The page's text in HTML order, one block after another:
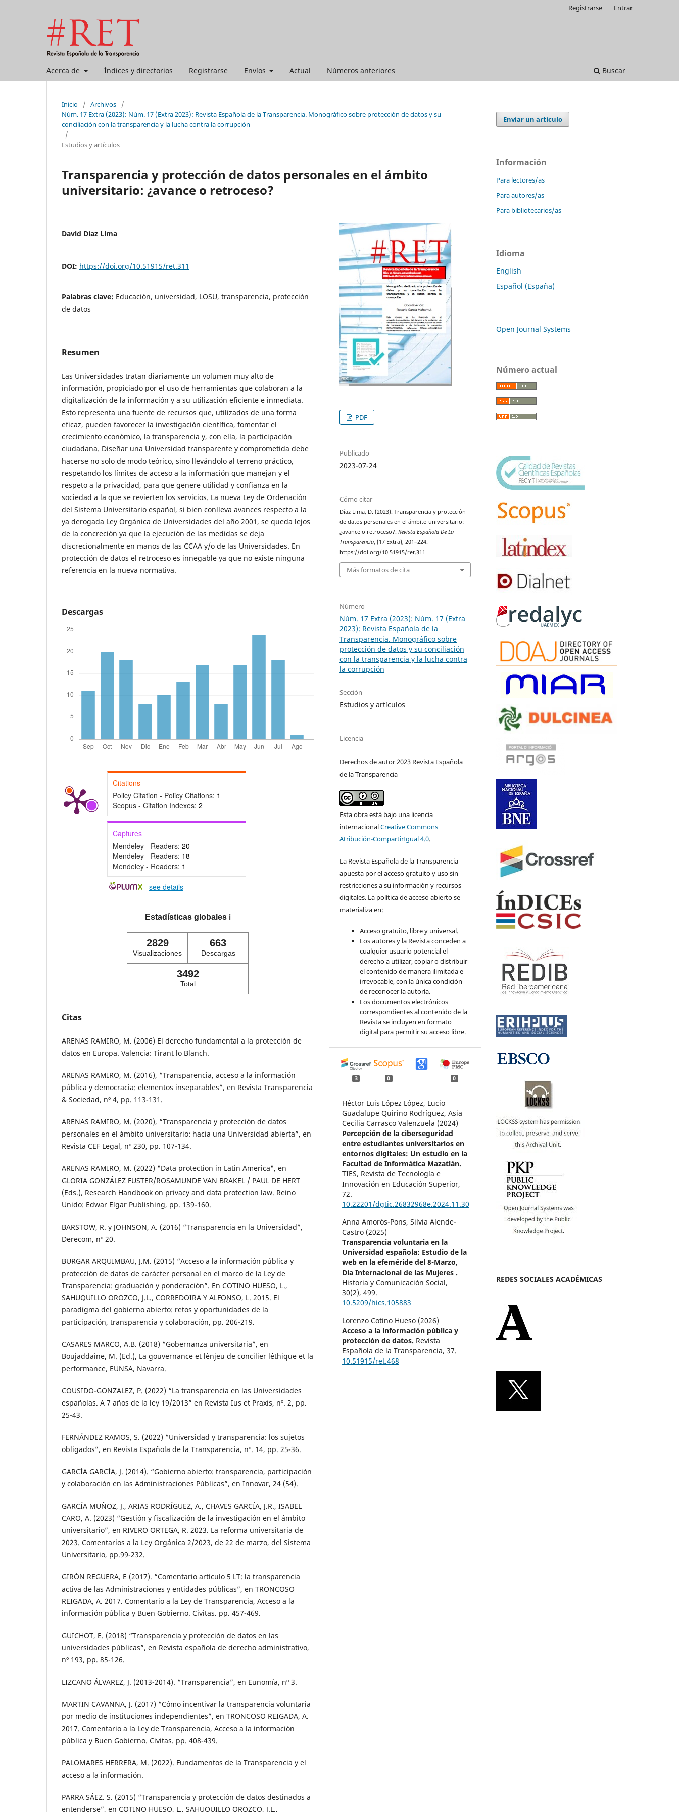
Acerca de Índices y directorios Registrarse Envíos Actual Números anteriores Buscar
Registrarse Entrar
Inicio / Archivos
/
Núm. 17 Extra (2023): Núm. 17 (Extra 2023): Revista Española de la Transparencia. Monográfico sobre protección de datos y su
conciliación con la transparencia y la lucha contra la corrupción
/
Estudios y artículos
Transparencia y protección de datos personales en el ámbito
universitario: ¿avance o retroceso?
David Díaz Lima
DOI: https://doi.org/10.51915/ret.311
Palabras clave: Educación, universidad, LOSU, transparencia, protección
de datos
Resumen
Las Universidades tratan diariamente un volumen muy alto de
información, propiciado por el uso de herramientas que colaboran a la
digitalización de la información y a su utilización eficiente e inmediata.
Esto representa una fuente de recursos que, utilizados de una forma
eficaz, pueden favorecer la investigación científica, fomentar el
crecimiento económico, la transparencia y, con ella, la participación
ciudadana. Diseñar una Universidad transparente y comprometida debe
hacerse no solo de modo teórico, sino llevándolo al terreno práctico,
respetando los límites de acceso a la información que manejan y el
respeto a la privacidad, para que genere utilidad y confianza en la
sociedad a la que se revierten los servicios. La nueva Ley de Ordenación
del Sistema Universitario español, si bien conlleva avances respecto a la
ya derogada Ley Orgánica de Universidades del año 2001, se queda lejos
de la concreción ya que la ejecución de las medidas se deja
discrecionalmente en manos de las CCAA y/o de las Universidades. En
protección de datos el retroceso es innegable ya que no existe ninguna
referencia en la nueva normativa.
Descargas
Citations
Policy Citation - Policy Citations: 1
Scopus - Citation Indexes: 2
Captures
Mendeley - Readers: 20
Mendeley - Readers: 18
Mendeley - Readers: 1
- see details
Estadísticas globales ℹ️
2829
Visualizaciones
663
Descargas
3492
Total
Citas
ARENAS RAMIRO, M. (2006) El derecho fundamental a la protección de
datos en Europa. Valencia: Tirant lo Blanch.
ARENAS RAMIRO, M. (2016), “Transparencia, acceso a la información
pública y democracia: elementos inseparables”, en Revista Transparencia
& Sociedad, nº 4, pp. 113-131.
ARENAS RAMIRO, M. (2020), “Transparencia y protección de datos
personales en el ámbito universitario: hacia una Universidad abierta”, en
Revista CEF Legal, nº 230, pp. 107-134.
ARENAS RAMIRO, M. (2022) "Data protection in Latin America", en
GLORIA GONZÁLEZ FUSTER/ROSAMUNDE VAN BRAKEL / PAUL DE HERT
(Eds.), Research Handbook on privacy and data protection law. Reino
Unido: Edwar Elgar Publishing, pp. 139-160.
BARSTOW, R. y JOHNSON, A. (2016) “Transparencia en la Universidad”,
Derecom, nº 20.
BURGAR ARQUIMBAU, J.M. (2015) “Acceso a la información pública y
protección de datos de carácter personal en el marco de la Ley de
Transparencia: graduación y ponderación”. En COTINO HUESO, L.,
SAHUQUILLO OROZCO, J.L., CORREDOIRA Y ALFONSO, L. 2015. El
paradigma del gobierno abierto: retos y oportunidades de la
participación, transparencia y colaboración, pp. 206-219.
CASARES MARCO, A.B. (2018) “Gobernanza universitaria”, en
Boujaddaine, M. (Ed.), La gouvernance et l`enjeu de concilier l´éthique et la
performance, EUNSA, Navarra.
COUSIDO-GONZALEZ, P. (2022) “La transparencia en las Universidades
españolas. A 7 años de la ley 19/2013” en Revista Ius et Praxis, nº. 2, pp.
25-43.
FERNÁNDEZ RAMOS, S. (2022) “Universidad y transparencia: los sujetos
obligados”, en Revista Española de la Transparencia, nº. 14, pp. 25-36.
GARCÍA GARCÍA, J. (2014). “Gobierno abierto: transparencia, participación
y colaboración en las Administraciones Públicas”, en Innovar, 24 (54).
GARCÍA MUÑOZ, J., ARIAS RODRÍGUEZ, A., CHAVES GARCÍA, J.R., ISABEL
CARO, A. (2023) “Gestión y fiscalización de la investigación en el ámbito
universitario”, en RIVERO ORTEGA, R. 2023. La reforma universitaria de
2023. Comentarios a la Ley Orgánica 2/2023, de 22 de marzo, del Sistema
Universitario, pp.99-232.
GIRÓN REGUERA, E (2017). “Comentario artículo 5 LT: la transparencia
activa de las Administraciones y entidades públicas”, en TRONCOSO
REIGADA, A. 2017. Comentario a la Ley de Transparencia, Acceso a la
información pública y Buen Gobierno. Civitas. pp. 457-469.
GUICHOT, E. (2018) “Transparencia y protección de datos en las
universidades públicas”, en Revista española de derecho administrativo,
nº 193, pp. 85-126.
LIZCANO ÁLVAREZ, J. (2013-2014). “Transparencia”, en Eunomía, nº 3.
MARTIN CAVANNA, J. (2017) “Cómo incentivar la transparencia voluntaria
por medio de instituciones independientes”, en TRONCOSO REIGADA, A.
2017. Comentario a la Ley de Transparencia, Acceso a la información
pública y Buen Gobierno. Civitas. pp. 408-439.
PALOMARES HERRERA, M. (2022). Fundamentos de la Transparencia y el
acceso a la información.
PARRA SÁEZ. S. (2015) “Transparencia y protección de datos destinados a
entenderse”, en COTINO HUESO, L., SAHUQUILLO OROZCO, J.L.,
PDF
Publicado
2023-07-24
Cómo citar
Díaz Lima, D. (2023). Transparencia y protección
de datos personales en el ámbito universitario:
¿avance o retroceso?.Revista Española De La
Transparencia, (17 Extra), 201–224.
https://doi.org/10.51915/ret.311
Más formatos de cita
Número
Núm. 17 Extra (2023): Núm. 17 (Extra
2023): Revista Española de la
Transparencia. Monográfico sobre
protección de datos y su conciliación
con la transparencia y la lucha contra
la corrupción
Sección
Estudios y artículos
Licencia
Derechos de autor 2023 Revista Española
de la Transparencia
Esta obra está bajo una licencia
internacionalCreative Commons
Atribución-CompartirIgual 4.0.
La Revista Española de la Transparencia
apuesta por el acceso gratuito y uso sin
restricciones a su información y recursos
digitales. La política de acceso abierto se
materializa en:
Acceso gratuito, libre y universal.
Los autores y la Revista conceden a
cualquier usuario potencial el
derecho a utilizar, copiar o distribuir
el contenido de manera ilimitada e
irrevocable, con la única condición
de reconocer la autoría.
Los documentos electrónicos
correspondientes al contenido de la
Revista se incluyen en formato
digital para permitir su acceso libre.
3 0 0
Héctor Luis López López, Lucio
Guadalupe Quirino Rodríguez, Asia
Cecilia Carrasco Valenzuela (2024)
Percepción de la ciberseguridad
entre estudiantes universitarios en
entornos digitales: Un estudio en la
Facultad de Informática Mazatlán.
TIES, Revista de Tecnología e
Innovación en Educación Superior,
72.
10.22201/dgtic.26832968e.2024.11.30
Anna Amorós-Pons, Silvia Alende-
Castro (2025)
Transparencia voluntaria en la
Universidad española: Estudio de la
web en la efeméride del 8-Marzo,
Día Internacional de las Mujeres .
Historia y Comunicación Social,
30(2),499.
10.5209/hics.105883
Lorenzo Cotino Hueso (2026)
Acceso a la información pública y
protección de datos. Revista
Española de la Transparencia,37.
10.51915/ret.468
Enviar un artículo
Información
Para lectores/as
Para autores/as
Para bibliotecarios/as
Idioma
English
Español (España)
Open Journal Systems
Número actual
REDES SOCIALES ACADÉMICAS